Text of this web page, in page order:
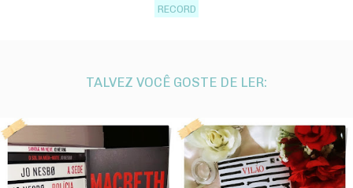
RECORD
TALVEZ VOCÊ GOSTE DE LER: